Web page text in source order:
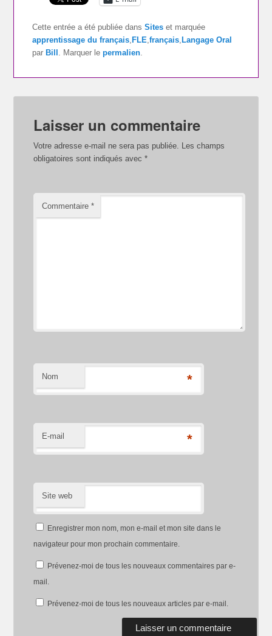
Cette entrée a été publiée dansSites et marquée
apprentissage du français, FLE,français, Langage Oral
par Bill . Marquer lepermalien.
Laisser un commentaire
Votre adresse e-mail ne sera pas publiée. Les champs
obligatoires sont indiqués avec*
Commentaire*
Nom *
E-mail *
Site web
Enregistrer mon nom, mon e-mail et mon site dans le
navigateur pour mon prochain commentaire.
Prévenez-moi de tous les nouveaux commentaires par e-
mail.
Prévenez-moi de tous les nouveaux articles par e-mail.